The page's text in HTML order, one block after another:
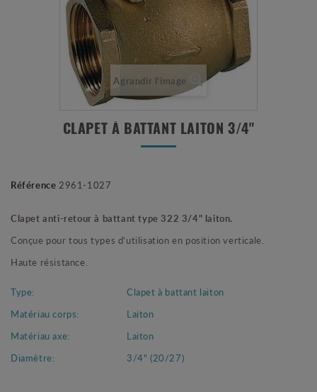
Agrandir l'image
CLAPET À BATTANT LAITON 3/4"
Référence 2961-1027
Clapet anti-retour à battant type 322 3/4" laiton.
Conçue pour tous types d'utilisation en position verticale.
Haute résistance.
Type:
Clapet à battant laiton
Matériau corps:
Laiton
Matériau axe:
Laiton
Diamètre:
3/4" (20/27)